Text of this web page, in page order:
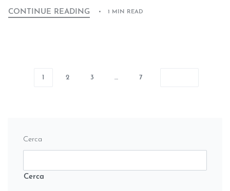
CONTINUE READING 1 MIN READ
1 2 3 … 7
Cerca
Cerca